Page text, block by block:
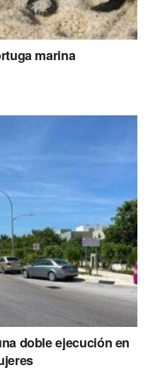
marina
doble ejecución en